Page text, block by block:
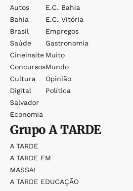
Autos
Bahia
Brasil
Saúde
Cineinsite
Concursos
Cultura
Digital
Salvador
Economia
E.c. Bahia
E.c. Vitória
Empregos
Gastronomia
Muito
Mundo
Opinião
Política
GrupoA TARDE
A TARDE
A TARDE FM
MASSA!
A TARDE EDUCAÇÃO